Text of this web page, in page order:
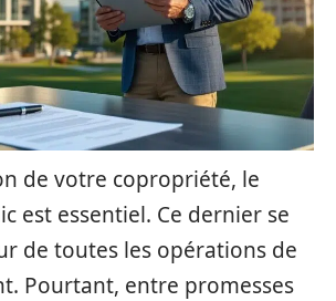
de votre copropriété, le
est essentiel. Ce dernier se
de toutes les opérations de
Pourtant, entre promesses